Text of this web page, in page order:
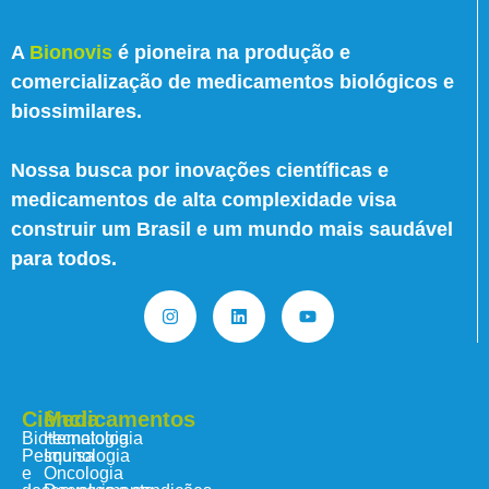
A Bionovis é pioneira na produção e
comercialização de medicamentos biológicos e
biossimilares.
Nossa busca por inovações científicas e
medicamentos de alta complexidade visa
construir um Brasil e um mundo mais saudável
para todos.
Ciência
Biotecnologia
Pesquisa
e
Medicamentos
Hematologia
Imunologia
Oncologia